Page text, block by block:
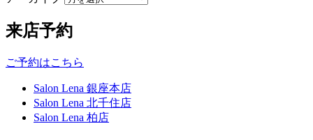
来店予約
ご予約はこちら
Salon Lena 銀座本店
Salon Lena 北千住店
Salon Lena 柏店